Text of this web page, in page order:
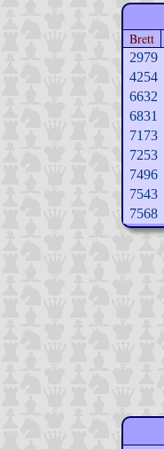
Brett
2979
4254
6632
6831
7173
7253
7496
7543
7568